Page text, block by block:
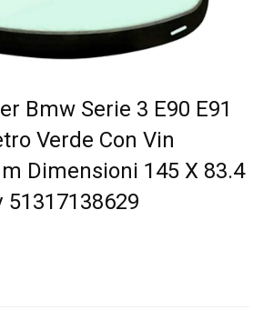
Bmw Serie 3 E90 E91
Verde Con Vin
Dimensioni 145 X 83.4
51317138629